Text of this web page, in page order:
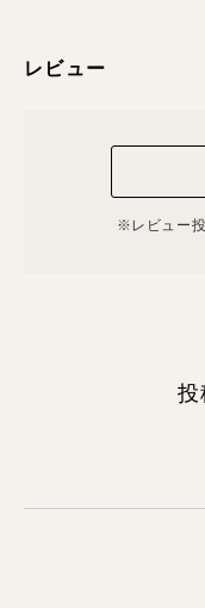
レビュー
※レビュー
投